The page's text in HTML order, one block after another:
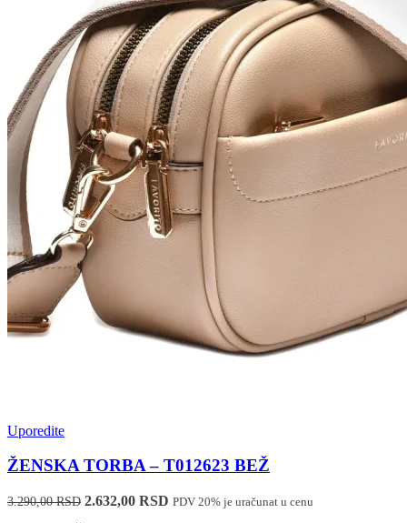
Uporedite
ŽENSKA TORBA – T012623 BEŽ
3.290,00RSD Originalna
2.632,00 RSD Trenutna
PDV 20% je uračunat u cenu